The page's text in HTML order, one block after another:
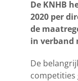
De KNHB
2020 per
de
in verband
De
competities